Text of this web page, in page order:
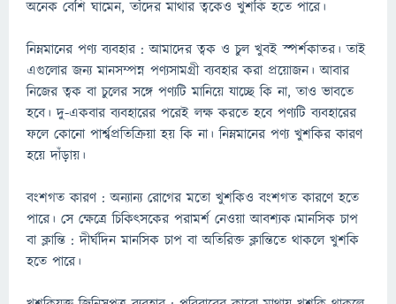
অনেক বেশি ঘামেন, তাঁদের মাথার ত্বকেও খুশকি হতে পারে।
নিম্নমানের পণ্য ব্যবহার : আমাদের ত্বক ও চুল খুবই স্পর্শকাতর। তাই
এগুলোর জন্য মানসম্পন্ন পণ্যসামগ্রী ব্যবহার করা প্রয়োজন। আবার
নিজের ত্বক বা চুলের সঙ্গে পণ্যটি মানিয়ে যাচ্ছে কি না, তাও ভাবতে
হবে। দু-একবার ব্যবহারের পরেই লক্ষ করতে হবে পণ্যটি ব্যবহারের
ফলে কোনো পার্শ্বপ্রতিক্রিয়া হয় কি না। নিম্নমানের পণ্য খুশকির কারণ
হয়ে দাঁড়ায়।
বংশগত কারণ : অন্যান্য রোগের মতো খুশকিও বংশগত কারণে হতে
পারে। সে ক্ষেত্রে চিকিৎসকের পরামর্শ নেওয়া আবশ্যক।মানসিক চাপ
বা ক্লান্তি : দীর্ঘদিন মানসিক চাপ বা অতিরিক্ত ক্লান্তিতে থাকলে খুশকি
হতে পারে।